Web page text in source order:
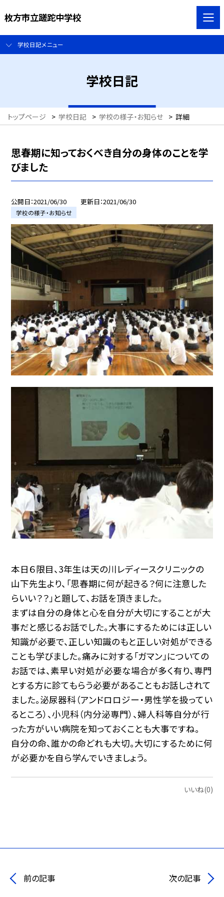
枚方市立蹉跎中学校
学校日記メニュー
学校日記
トップページ > 学校日記 > 学校の様子・お知らせ > 詳細
思春期に知っておくべき自分の身体のことを学
びました
公開日 2021/06/30 更新日 2021/06/30
学校の様子・お知らせ
本日６限目、3年生は天の川レディースクリニックの
山下先生より、「思春期に何が起きる？何に注意した
らいい？？」と題して、お話を頂きました。
まずは自分の身体と心を自分が大切にすることが大
事だと感じるお話でした。大事にするためには正しい
知識が必要で、正しい知識のもと正しい対処ができる
ことも学びました。痛みに対する「ガマン」についての
お話では、素早い対処が必要な場合が多く有り、専門
とする方に診てもらう必要があることもお話しされて
ました。泌尿器科（アンドロロジー・男性学を扱ってい
るところ）、小児科（内分泌専門）、婦人科等自分が行
った方がいい病院を知っておくことも大事ですね。
自分の命、誰かの命どれも大切。大切にするために何
が必要かを自ら学んでいきましょう。
いいね(0)
前の記事 次の記事